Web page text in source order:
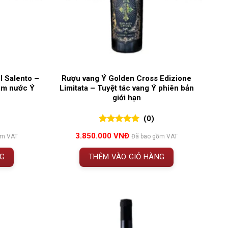
Salento –
nước Ý
VAT
Rượu vang Ý Golden Cross Edizione
Limitata – Tuyệt tác vang Ý phiên bản
giới hạn
đánh giá
(0)
3.850.000VNĐ Đã bao gồm VAT
THÊM VÀO GIỎ HÀNG